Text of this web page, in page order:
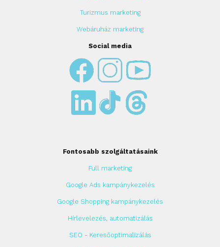
Turizmus marketing
Webáruház marketing
Social media
Fontosabb szolgáltatásaink
Full marketing
Google Ads kampánykezelés
Google Shopping kampánykezelés
Hírlevelezés, automatizálás
SEO - Keresőoptimalizálás